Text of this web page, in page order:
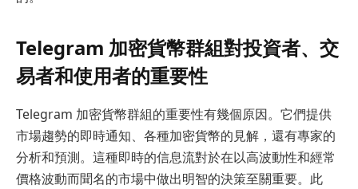
Telegram 加密貨幣群組對投資者、交
易者和使用者的重要性
Telegram 加密貨幣群組的重要性有幾個原因。它們提供
市場趨勢的即時通知、各種加密貨幣的見解，還有專家的
分析和預測。這種即時的信息流對於在以高波動性和經常
價格波動而聞名的市場中做出明智的決策至關重要。此